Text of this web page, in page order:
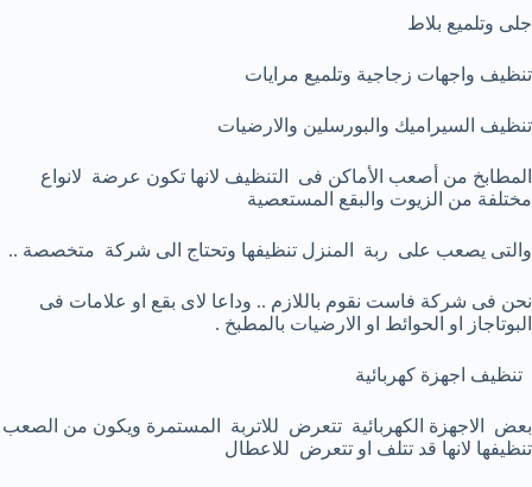
جلى وتلميع بلاط
تنظيف واجهات زجاجية وتلميع مرايات
تنظيف السيراميك والبورسلين والارضيات
المطابخ من أصعب الأماكن فى التنظيف لانها تكون عرضة لانواع
مختلفة من الزيوت والبقع المستعصية
والتى يصعب على ربة المنزل تنظيفها وتحتاج الى شركة متخصصة ..
نحن فى شركة فاست نقوم باللازم .. وداعا لاى بقع او علامات فى
البوتاجاز او الحوائط او الارضيات بالمطبخ .
تنظيف اجهزة كهربائية
بعض الاجهزة الكهربائية تتعرض للاتربة المستمرة ويكون من الصعب
تنظيفها لانها قد تتلف او تتعرض للاعطال